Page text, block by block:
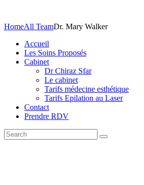
HomeAll TeamDr. Mary Walker
Accueil
Les Soins Proposés
Cabinet
Dr Chiraz Sfar
Le cabinet
Tarifs médecine esthétique
Tarifs Epilation au Laser
Contact
Prendre RDV